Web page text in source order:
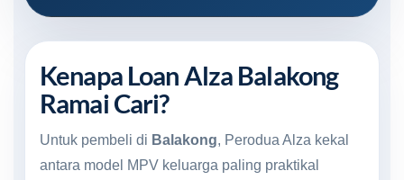
Kenapa Loan Alza Balakong
Ramai Cari?
Untuk pembeli di Balakong, Perodua Alza kekal
antara model MPV keluarga paling praktikal